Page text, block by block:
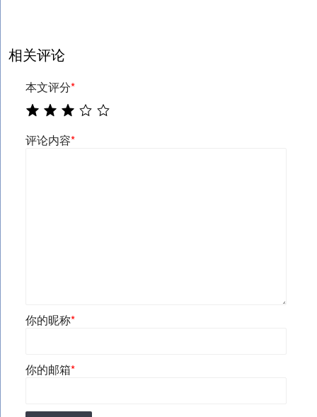
相关评论
本文评分*
评论内容*
你的昵称*
你的邮箱*